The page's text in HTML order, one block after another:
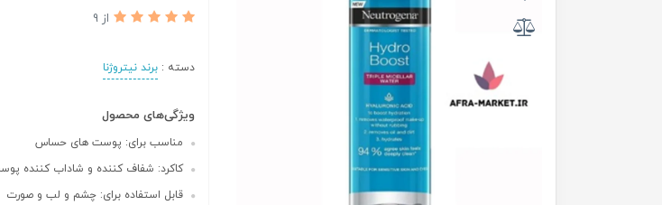
از 9
دسته :برند نیتروژنا
ویژگی‌های محصول
مناسب برای: پوست های حساس
کاکرد: شفاف کننده و شاداب کننده
قابل استفاده برای: چشم و لب و صورت